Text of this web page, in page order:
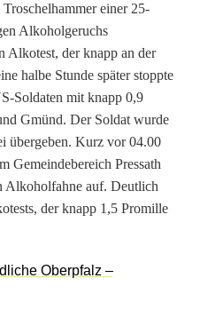
einer 25-
Alkoholgeruchs
Alkotest, der knapp an der
halbe Stunde später stoppte
Soldaten mit knapp 0,9
Gmünd. Der Soldat wurde
übergeben. Kurz vor 04.00
Gemeindebereich Pressath
Alkoholfahne auf. Deutlich
der knapp 1,5 Promille